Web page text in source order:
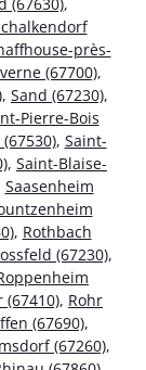
près-
(67700),
, Sand (67230),
Pierre-Bois
, Saint-
, Saint-Blaise-
Saasenheim
, Rothbach
(67230),
(67410), Rohr
(67690),
(67260),